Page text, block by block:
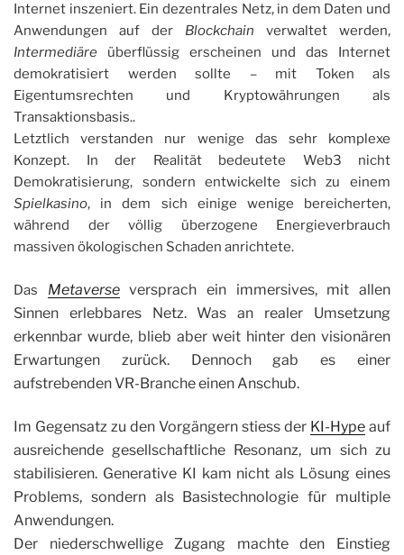
Internet inszeniert. Ein dezentrales Netz, in dem Daten und
Anwendungen auf der Blockchain verwaltet werden,
Intermediäre überflüssig erscheinen und das Internet
demokratisiert werden sollte – mit Token als
Eigentumsrechten und Kryptowährungen als
Transaktionsbasis..
Letztlich verstanden nur wenige das sehr komplexe
Konzept. In der Realität bedeutete Web3 nicht
Demokratisierung, sondern entwickelte sich zu einem
Spielkasino, in dem sich einige wenige bereicherten,
während der völlig überzogene Energieverbrauch
massiven ökologischen Schaden anrichtete.
Das Metaverseversprach ein immersives, mit allen
Sinnen erlebbares Netz. Was an realer Umsetzung
erkennbar wurde, blieb aber weit hinter den visionären
Erwartungen zurück. Dennoch gab es einer
aufstrebenden VR-Branche einen Anschub.
Im Gegensatz zu den Vorgängern stiess der KI-Hype auf
ausreichende gesellschaftliche Resonanz, um sich zu
stabilisieren. Generative KI kam nicht als Lösung eines
Problems, sondern als Basistechnologie für multiple
Anwendungen.
Der niederschwellige Zugang machte den Einstieg